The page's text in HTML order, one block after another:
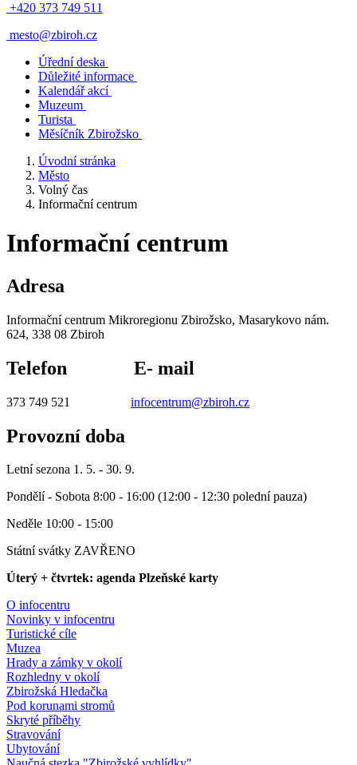
+420 373 749 511
mesto@zbiroh.cz
Úřední deska
Důležité informace
Kalendář akcí
Muzeum
Turista
Měsíčník Zbirožsko
Úvodní stránka
Město
Volný čas
Informační centrum
Informační centrum
Adresa
Informační centrum Mikroregionu Zbirožsko, Masarykovo nám.
624, 338 08 Zbiroh
Telefon E- mail
373 749 521 infocentrum@zbiroh.cz
Provozní doba
Letní sezona 1. 5. - 30. 9.
Pondělí - Sobota 8:00 - 16:00 (12:00 - 12:30 polední pauza)
Neděle 10:00 - 15:00
Státní svátky ZAVŘENO
Úterý + čtvrtek: agenda Plzeňské karty
O infocentru
Novinky v infocentru
Turistické cíle
Muzea
Hrady a zámky v okolí
Rozhledny v okolí
Zbirožská Hledačka
Pod korunami stromů
Skryté příběhy
Stravování
Ubytování